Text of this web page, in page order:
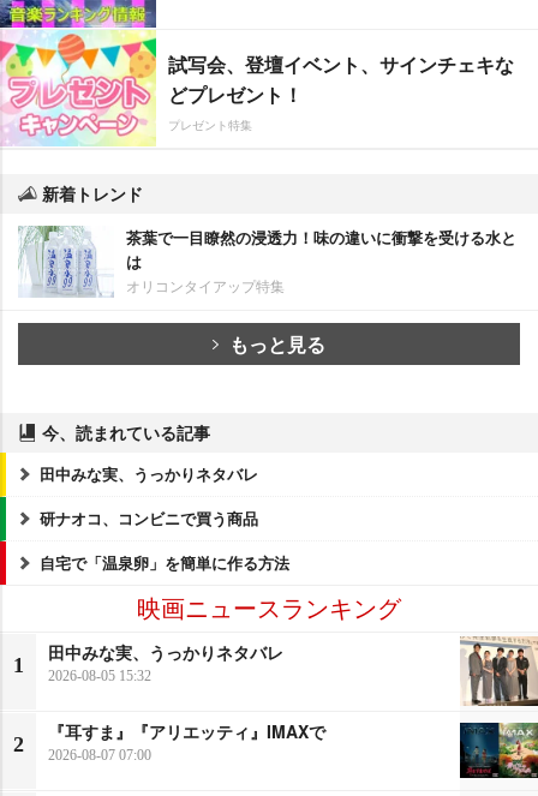
試写会、登壇イベント、サインチェキな
どプレゼント！
プレゼント特集
新着トレンド
茶葉で一目瞭然の浸透力！味の違いに衝撃を受ける水と
は
オリコンタイアップ特集
もっと見る
今、読まれている記事
田中みな実、うっかりネタバレ
研ナオコ、コンビニで買う商品
自宅で「温泉卵」を簡単に作る方法
映画ニュースランキング
1
田中みな実、うっかりネタバレ
2026-08-05 15:32
2
『耳すま』『アリエッティ』IMAXで
2026-08-07 07:00